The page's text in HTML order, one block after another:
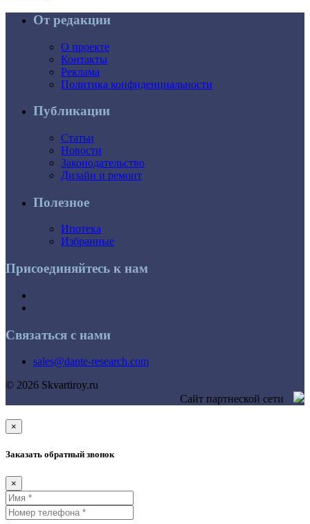
От редакции
О проекте
Контакты
Реклама
Политика конфиденциальности
Публикации
Статьи
Новости
Законодательство
Дизайн и ремонт
Полезное
Ипотека
Избранные
Присоединяйтесь к нам
Связаться с нами
sales@dante-research.com
© 2026 Skvartiroy.ru
Сайт партнеской сети
×
Заказать обратный звонок
×